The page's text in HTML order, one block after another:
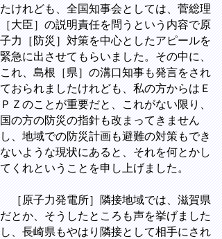
たけれども、全国知事会としては、菅総理
［大臣］の説明責任を問うという内容で原
子力［防災］対策を中心としたアピールを
緊急に出させてもらいました。その中に、
これ、島根［県］の溝口知事も発言をされ
ておられましたけれども、私の方からはＥ
ＰＺのことが重要だと、これがない限り、
国の方の防災の指針も改まってきません
し、地域での防災計画も避難の対策もでき
ないような現状にあると、それを何とかし
てくれということを申し上げました。
［原子力発電所］隣接地域では、滋賀県
だとか、そうしたところも声を挙げました
し、長崎県もやはり隣接として相手にされ